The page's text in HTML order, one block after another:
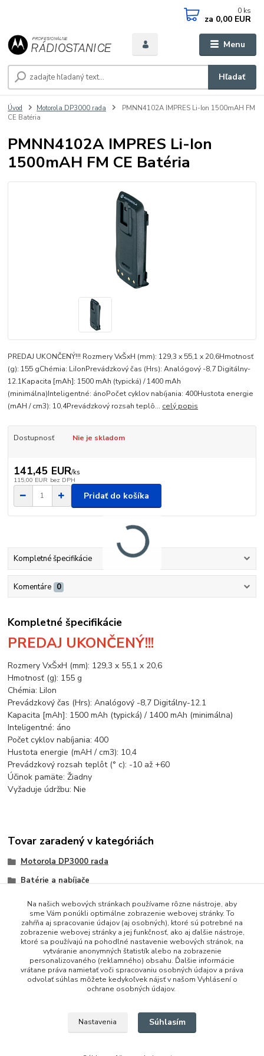
Menu
Hľadať
0 ks
za 0,00 EUR
Úvod Motorola DP3000 rada
PMNN4102A IMPRES Li-Ion 1500mAH FM
CE Batéria
PMNN4102A IMPRES Li-Ion
1500mAH FM CE Batéria
PREDAJ UKONČENÝ!!! Rozmery VxŠxH (mm): 129,3 x 55,1 x 20,6Hmotnosť
(g): 155 gChémia: LiIonPrevádzkový čas (Hrs): Analógový -8,7 Digitálny-
12.1Kapacita [mAh]: 1500 mAh (typická) / 1400 mAh
(minimálna)Inteligentné: ánoPočet cyklov nabíjania: 400Hustota energie
(mAH / cm3): 10,4Prevádzkový rozsah teplô... celý popis
Dostupnosť Nie je skladom
141,45 EUR/ks
115,00 EUR bez DPH
Pridať do košíka
Kompletné špecifikácie
Komentáre 0
Kompletné špecifikácie
PREDAJ UKONČENÝ!!!
Rozmery VxŠxH (mm): 129,3 x 55,1 x 20,6
Hmotnosť (g): 155 g
Chémia: LiIon
Prevádzkový čas (Hrs): Analógový -8,7 Digitálny-12.1
Kapacita [mAh]: 1500 mAh (typická) / 1400 mAh (minimálna)
Inteligentné: áno
Počet cyklov nabíjania: 400
Hustota energie (mAH / cm3): 10,4
Prevádzkový rozsah teplôt (° c): -10 až +60
Účinok pamäte: Žiadny
Vyžaduje údržbu: Nie
Tovar zaradený v kategóriách
Motorola DP3000 rada
Batérie a nabíjače
+421 948 229 224
Na našich webových stránkach používame rôzne nástroje, aby
sme Vám ponúkli optimálne zobrazenie webovej stránky. To
zahŕňa aj spracovanie údajov (aj osobných), ktoré sú potrebné na
zobrazenie webovej stránky a jej funkčnosť, ako aj ďalšie nástroje,
ktoré sa používajú na pohodlné nastavenie webových stránok, na
vytváranie anonymných štatistík alebo na zobrazenie
personalizovaného (reklamného) obsahu. Ďalšie informácie
vrátane práva namietať voči spracovaniu osobných údajov a práva
odvolať súhlas môžete kedykoľvek nájsť v našom Vyhlásení o
ochrane osobných údajov.
Nastavenia Súhlasím